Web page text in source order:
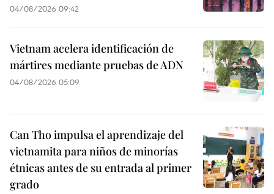
04/08/2026 09:42
Vietnam acelera identificación de
mártires mediante pruebas de ADN
04/08/2026 05:09
Can Tho impulsa el aprendizaje del
vietnamita para niños de minorías
étnicas antes de su entrada al primer
grado